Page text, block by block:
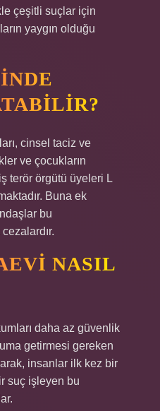
çeşitli suçlar için
yaygın olduğu
cinsel taciz ve
ve çocukların
terör örgütü üyeleri L
Buna ek
bu
NASIL
daha az güvenlik
getirmesi gereken
insanlar ilk kez bir
suç işleyen bu